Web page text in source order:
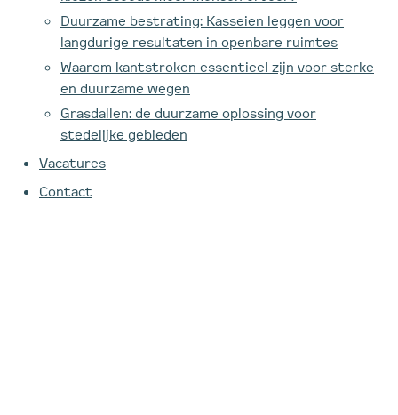
Duurzame bestrating: Kasseien leggen voor
langdurige resultaten in openbare ruimtes
Waarom kantstroken essentieel zijn voor sterke
en duurzame wegen
Grasdallen: de duurzame oplossing voor
stedelijke gebieden
Vacatures
Contact